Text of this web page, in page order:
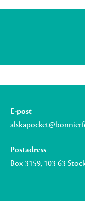
E-post
Postadress
Box 3159, 103 63